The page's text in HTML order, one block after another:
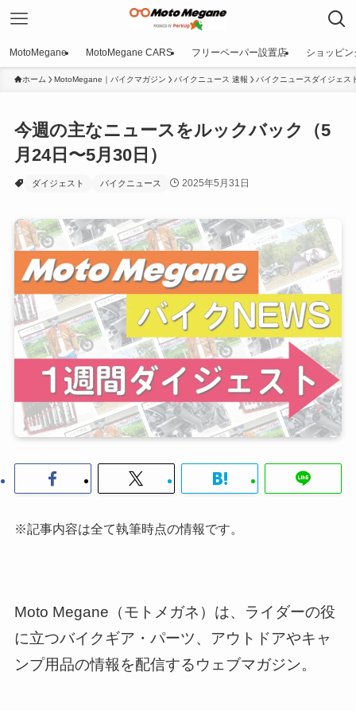
MotoMegane MotoMegane CARS フリーペーパー設置店 ショッピン
ホーム MotoMegane｜バイクマガジン バイクニュース 速報 バイクニュースダイジェス
今週の主なニュースをルックバック（5
月24日〜5月30日）
ダイジェスト バイクニュース 2025年5月31日
※記事内容は全て執筆時点の情報です。
Moto Megane（モトメガネ）は、ライダーの役
に立つバイクギア・パーツ、アウトドアやキャ
ンプ用品の情報を配信するウェブマガジン。